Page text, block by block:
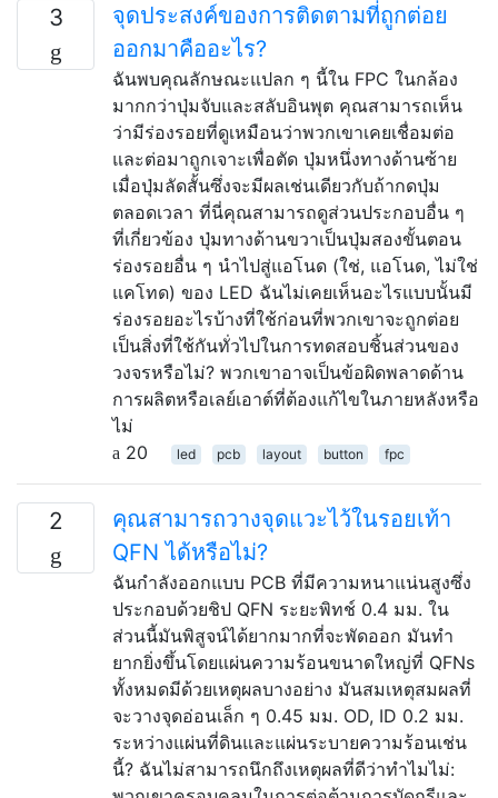
3
จุดประสงค์ของการติดตามที่ถูกต่อย
ออกมาคืออะไร?
ฉันพบคุณลักษณะแปลก ๆ นี้ใน FPC ในกล้อง
มากกว่าปุ่มจับและสลับอินพุต คุณสามารถเห็น
ว่ามีร่องรอยที่ดูเหมือนว่าพวกเขาเคยเชื่อมต่อ
และต่อมาถูกเจาะเพื่อตัด ปุ่มหนึ่งทางด้านซ้าย
เมื่อปุ่มลัดสั้นซึ่งจะมีผลเช่นเดียวกับถ้ากดปุ่ม
ตลอดเวลา ที่นี่คุณสามารถดูส่วนประกอบอื่น ๆ
ที่เกี่ยวข้อง ปุ่มทางด้านขวาเป็นปุ่มสองขั้นตอน
ร่องรอยอื่น ๆ นำไปสู่แอโนด (ใช่, แอโนด, ไม่ใช่
แคโทด) ของ LED ฉันไม่เคยเห็นอะไรแบบนั้นมี
ร่องรอยอะไรบ้างที่ใช้ก่อนที่พวกเขาจะถูกต่อย
เป็นสิ่งที่ใช้กันทั่วไปในการทดสอบชิ้นส่วนของ
วงจรหรือไม่? พวกเขาอาจเป็นข้อผิดพลาดด้าน
การผลิตหรือเลย์เอาต์ที่ต้องแก้ไขในภายหลังหรือ
ไม่
20
led pcb layout button fpc
2
คุณสามารถวางจุดแวะไว้ในรอยเท้า
QFN ได้หรือไม่?
ฉันกำลังออกแบบ PCB ที่มีความหนาแน่นสูงซึ่ง
ประกอบด้วยชิป QFN ระยะพิทช์ 0.4 มม. ใน
ส่วนนี้มันพิสูจน์ได้ยากมากที่จะพัดออก มันทำ
ยากยิ่งขึ้นโดยแผ่นความร้อนขนาดใหญ่ที่ QFNs
ทั้งหมดมีด้วยเหตุผลบางอย่าง มันสมเหตุสมผลที่
จะวางจุดอ่อนเล็ก ๆ 0.45 มม. OD, ID 0.2 มม.
ระหว่างแผ่นที่ดินและแผ่นระบายความร้อนเช่น
นี้? ฉันไม่สามารถนึกถึงเหตุผลที่ดีว่าทำไมไม่: